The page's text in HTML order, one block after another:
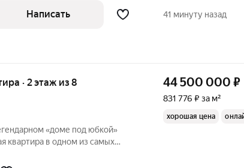
Написать 41 минуту назад
· 2 этаж из 8
«доме под юбкой»
квартира в одном из самых
хочет жить не просто в центре,
44 500 000 ₽
831 776 ₽ за м²
хорошая цена